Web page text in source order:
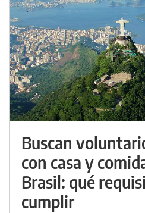
Buscan
con casa y
Brasil: qué
cumplir